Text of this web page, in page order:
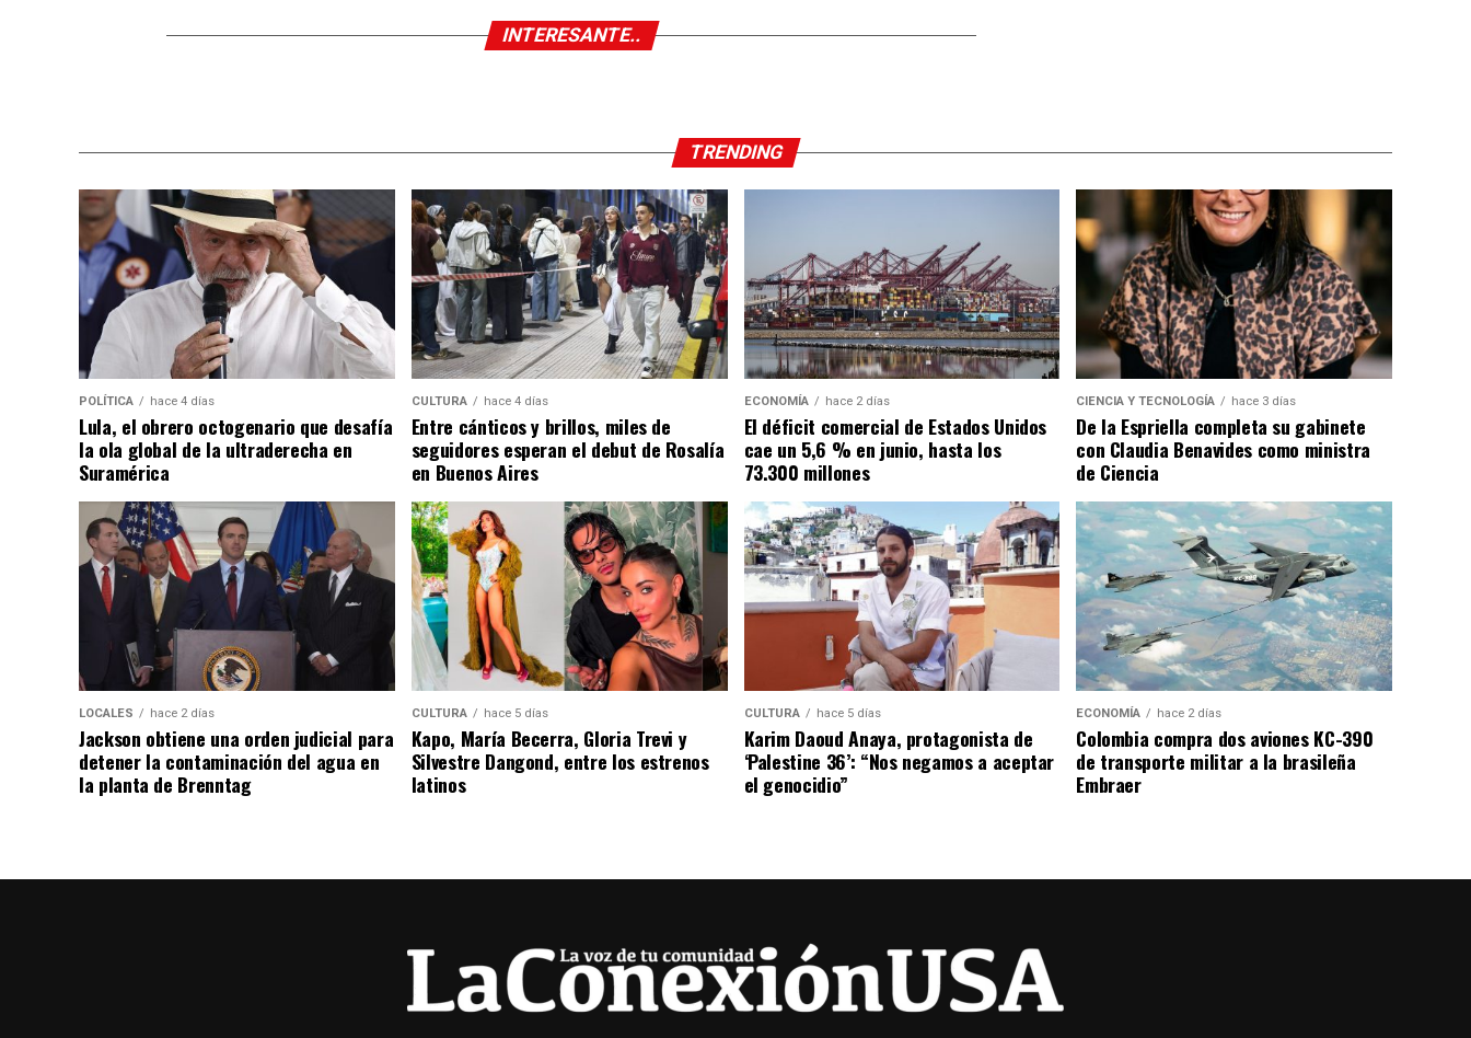
INTERESANTE..
TRENDING
POLÍTICA hace 4 días
Lula, el obrero octogenario que desafía
la ola global de la ultraderecha en
Suramérica
CULTURA hace 4 días
Entre cánticos y brillos, miles de
seguidores esperan el debut de Rosalía
en Buenos Aires
ECONOMÍA hace 2 días
El déficit comercial de Estados Unidos
cae un 5,6 % en junio, hasta los
73.300 millones
CIENCIA Y TECNOLOGÍA hace 3 días
De la Espriella completa su gabinete
con Claudia Benavides como ministra
de Ciencia
LOCALES hace 2 días
Jackson obtiene una orden judicial para
detener la contaminación del agua en
la planta de Brenntag
CULTURA hace 5 días
Kapo, María Becerra, Gloria Trevi y
Silvestre Dangond, entre los estrenos
latinos
CULTURA hace 5 días
Karim Daoud Anaya, protagonista de
‘Palestine 36’: “Nos negamos a aceptar
el genocidio”
ECONOMÍA hace 2 días
Colombia compra dos aviones KC-390
de transporte militar a la brasileña
Embraer